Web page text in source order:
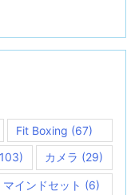
Fit Boxing (67)
カメラ (29)
マインドセット (6)